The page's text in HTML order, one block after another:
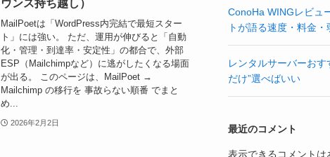
ウンス持ち越し）
MailPoetは「WordPress内完結で最短スター
ト」には強い。 ただ、運用が伸びると「自動
化・管理・到達率・安定性」の都合で、外部
ESP（Mailchimpなど）に逃がしたくなる場面
が出る。 このページは、MailPoet →
Mailchimp の移行を 事故らない順番 でまと
め...
2026年2月2日
ConoHa WINGレビュ
トが語る速度・料金・
レンタルサーバーお
だけ”選べばいい
最近のコメント
表示できるコメントは